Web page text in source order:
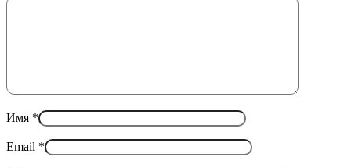
Имя *
Email *